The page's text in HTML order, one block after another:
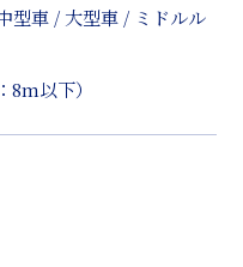
型車 / 大型車 / ミドルル
8m以下）